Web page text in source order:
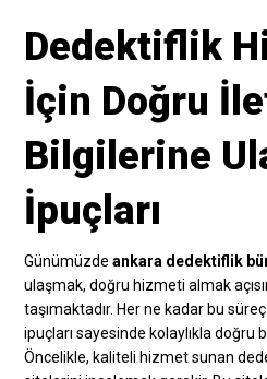
Dedektiflik
İçin Doğru
Bilgilerine
İpuçları
Günümüzdeankara dedektiflik
ulaşmak, doğru hizmeti almak
taşımaktadır. Her ne kadar bu
ipuçları sayesinde kolaylıkla doğru
Öncelikle, kaliteli hizmet sunan